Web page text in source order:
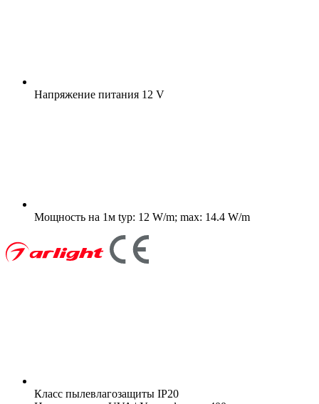
Напряжение питания 12 V
Мощность на 1м typ: 12 W/m; max: 14.4 W/m
Класс пылевлагозащиты IP20